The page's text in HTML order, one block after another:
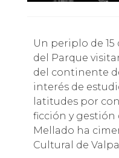
Un periplo de 15 días tendrá al director
del Parque
del continente
interés de
latitudes por
ficción y gestión
Mellado ha
Cultural de